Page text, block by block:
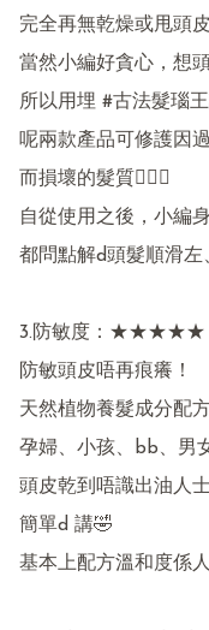
完全再無乾燥或甩頭皮
當然小編好貪心，想
所以用埋 #古法髮瑙
呢兩款產品可修護因
而損壞的髮質💁🏻‍♀️
自從使用之後，小編
都問點解d頭髮順滑左
3.防敏度：★★★★★
防敏頭皮唔再痕癢！
天然植物養髮成分配
孕婦、小孩、bb、男
頭皮乾到唔識出油人
簡單d 講🤣
基本上配方溫和度係